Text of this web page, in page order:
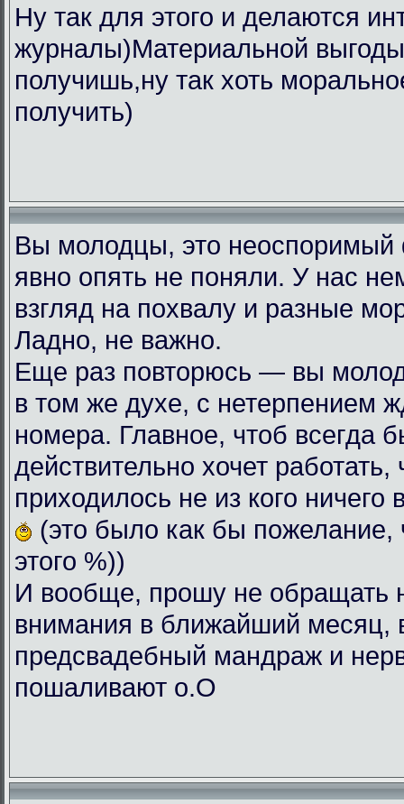
Ну так для этого и делаются
журналы)Материальной
получишь,ну так хоть
получить)
Вы молодцы, это
явно опять не поняли. У нас
взгляд на похвалу и разные
Ладно, не важно.
Еще раз повторюсь — вы
в том же духе, с нетерпением
номера. Главное, чтоб всегда
действительно хочет работать,
приходилось не из кого ничего
(это было как бы пожелание,
этого %))
И вообще, прошу не обращать
внимания в ближайший месяц,
предсвадебный мандраж и
пошаливают о.О